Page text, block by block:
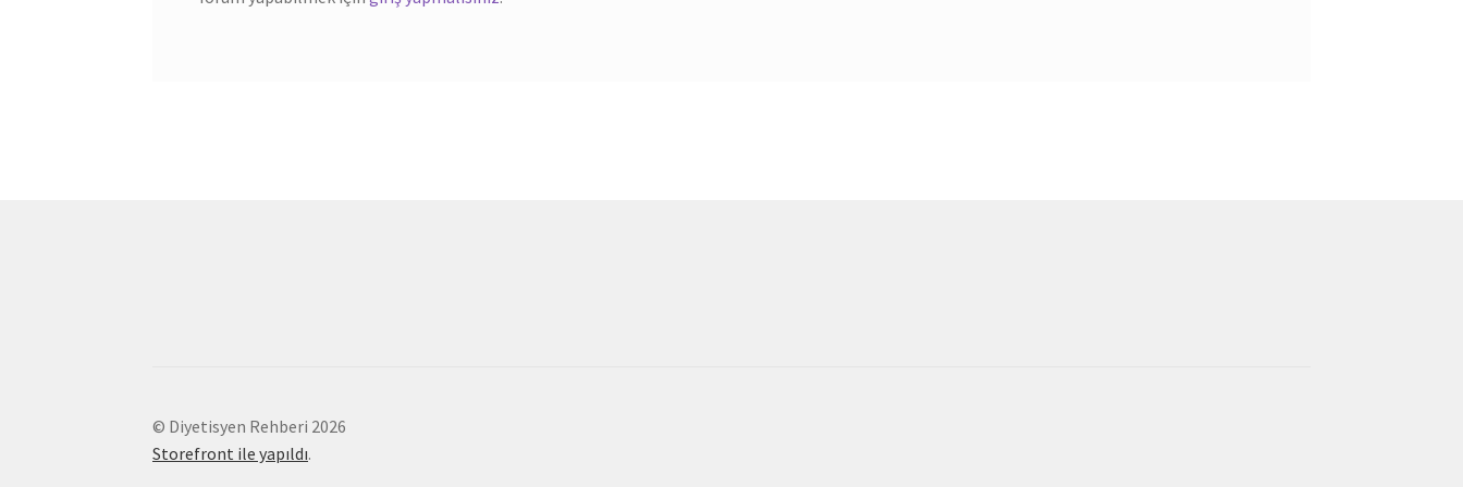
© Diyetisyen Rehberi 2026
Storefront ile yapıldı.